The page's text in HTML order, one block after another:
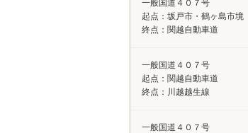
一般国道４０７号
起点：坂戸市・鶴ヶ島市境
終点：関越自動車道
一般国道４０７号
起点：関越自動車道
終点：川越越生線
一般国道４０７号